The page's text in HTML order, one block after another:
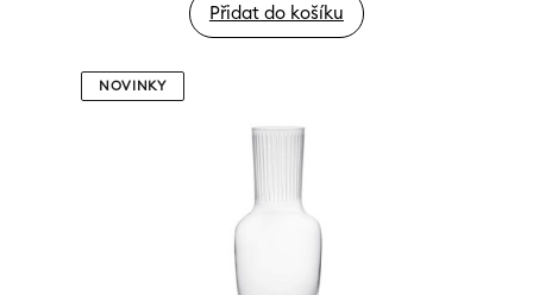
Přidat do košíku
NOVINKY